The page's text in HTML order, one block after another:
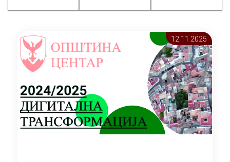
12.11 2025